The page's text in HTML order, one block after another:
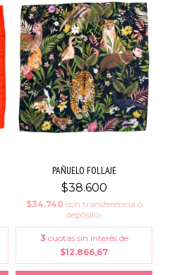
PAÑUELO FOLLAJE
$38.600
$34.740 con transferencia o
depósito.
3 cuotas sin interés de
$12.866,67